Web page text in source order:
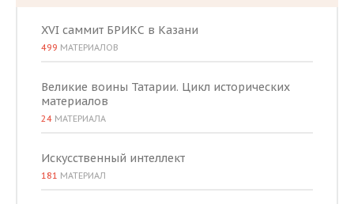
XVI саммит БРИКС в Казани
499 МАТЕРИАЛОВ
Великие воины Татарии. Цикл исторических
материалов
24 МАТЕРИАЛА
Искусственный интеллект
181 МАТЕРИАЛ